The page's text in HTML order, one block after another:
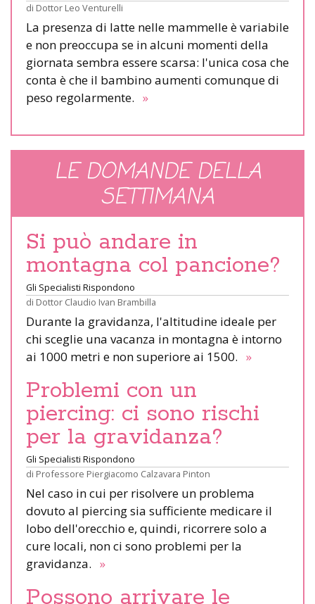
di Dottor Leo Venturelli
La presenza di latte nelle mammelle è variabile
e non preoccupa se in alcuni momenti della
giornata sembra essere scarsa: l'unica cosa che
conta è che il bambino aumenti comunque di
peso regolarmente. »
LE DOMANDE DELLA
SETTIMANA
Si può andare in
montagna col pancione?
Gli Specialisti Rispondono
di Dottor Claudio Ivan Brambilla
Durante la gravidanza, l'altitudine ideale per
chi sceglie una vacanza in montagna è intorno
ai 1000 metri e non superiore ai 1500. »
Problemi con un
piercing: ci sono rischi
per la gravidanza?
Gli Specialisti Rispondono
di Professore Piergiacomo Calzavara Pinton
Nel caso in cui per risolvere un problema
dovuto al piercing sia sufficiente medicare il
lobo dell'orecchio e, quindi, ricorrere solo a
cure locali, non ci sono problemi per la
gravidanza. »
Possono arrivare le